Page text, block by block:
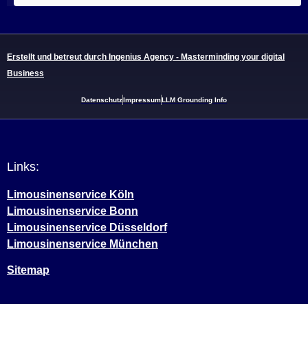
Erstellt und betreut durch Ingenius Agency - Masterminding your digital
Business
DatenschutzImpressumLLM Grounding Info
Links:
Limousinenservice Köln
Limousinenservice Bonn
Limousinenservice Düsseldorf
Limousinenservice München
Sitemap